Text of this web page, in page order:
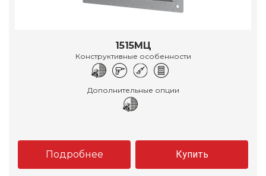
1515МЦ
Конструктивные особенности
Дополнительные опции
Подробнее Купить